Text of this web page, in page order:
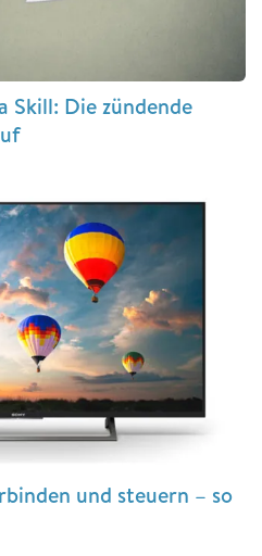
Skill: Die zündende
und steuern – so